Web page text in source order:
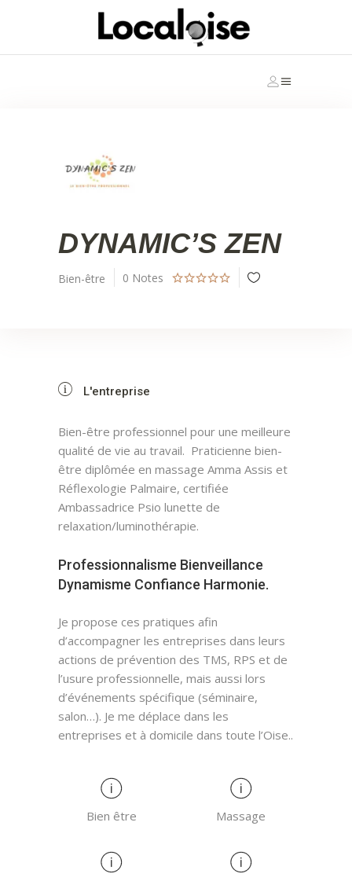
DYNAMIC’S ZEN
Bien-être 0 Notes
L'entreprise
Bien-être professionnel pour une meilleure
qualité de vie au travail. Praticienne bien-
être diplômée en massage Amma Assis et
Réflexologie Palmaire, certifiée
Ambassadrice Psio lunette de
relaxation/luminothérapie.
Professionnalisme Bienveillance
Dynamisme Confiance Harmonie.
Je propose ces pratiques afin
d’accompagner les entreprises dans leurs
actions de prévention des TMS, RPS et de
l’usure professionnelle, mais aussi lors
d’événements spécifique (séminaire,
salon…). Je me déplace dans les
entreprises et à domicile dans toute l’Oise..
Bien être Massage